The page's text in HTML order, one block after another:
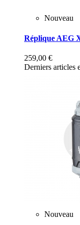
Nouveau
Réplique AEG
259,00 €
Derniers articles
Nouveau